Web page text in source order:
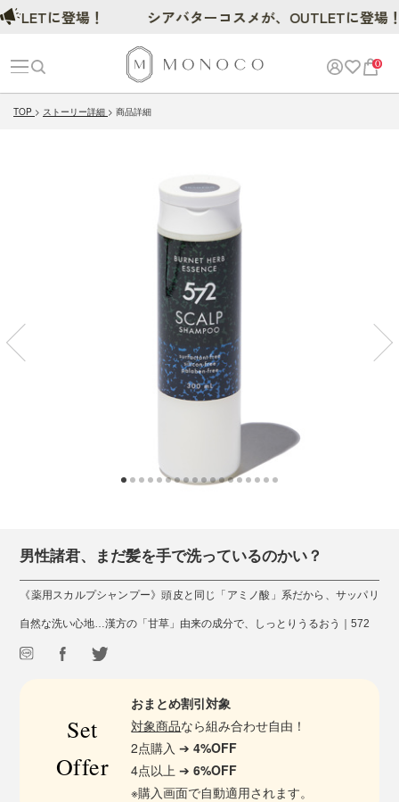
0
TOP ストーリー詳細 商品詳細
男性諸君、まだ髪を手で洗っているのかい？
《薬用スカルプシャンプー》頭皮と同じ「アミノ酸」系だから、サッパリ
自然な洗い心地…漢方の「甘草」由来の成分で、しっとりうるおう｜572
Set
Offer
おまとめ割引対象
対象商品なら組み合わせ自由！
2点購入 ➔4%OFF
4点以上 ➔6%OFF
※購入画面で自動適用されます。
に登場！ シアバターコスメが、OUTLETに登場！